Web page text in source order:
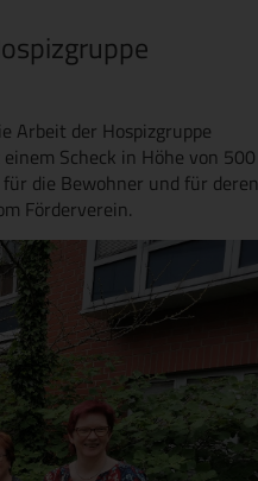
Arbeit der Hospizgruppe
Scheck in Höhe von 500
die Bewohner und für deren
Förderverein.